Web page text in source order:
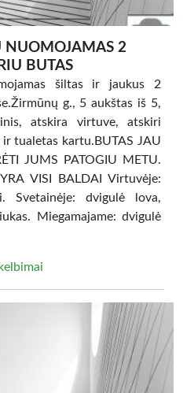
NUOMOJAMAS 2
BUTAS
šiltas ir jaukus 2
g., 5 aukštas iš 5,
atskira virtuve, atskiri
tualetas kartu.BUTAS JAU
JUMS PATOGIU METU.
VISI BALDAI Virtuvėje:
Svetainėje: dvigulė lova,
Miegamajame: dvigulė